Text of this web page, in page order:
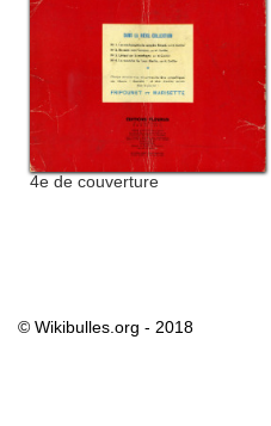
4e de couverture
© Wikibulles.org - 2018